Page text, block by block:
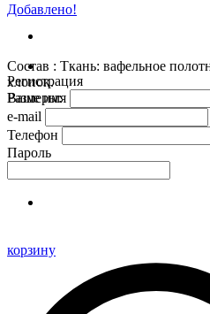
Добавлено!
Состав : Ткань: вафельное
хлопок.
Размеры:
корзину
Регистрация
Ваше имя
e-mail
Телефон
Пароль